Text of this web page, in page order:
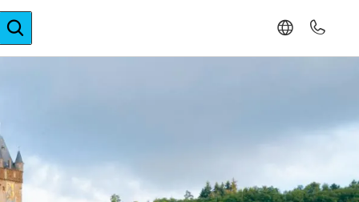
Expertise